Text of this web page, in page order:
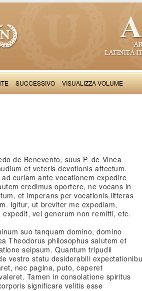
SUCCESSIVO VISUALIZZA VOLUME
de Benevento, suus P. de Vinea
et veteris devotionis affectum.
curiam ante vocationem expedire
credimus oportere, ne vocans in
et imperans per vocationis litteras
Igitur, ut breviter me expediam,
vel generum non remitti, etc.
suo tanquam domino, domino
Theodorus philosophus salutem et
seipsum. Quantum tripudii
vestro statu desiderabili
nec pagina, puto, caperet
Tamen in consolatione spiritus
significare velitis esse